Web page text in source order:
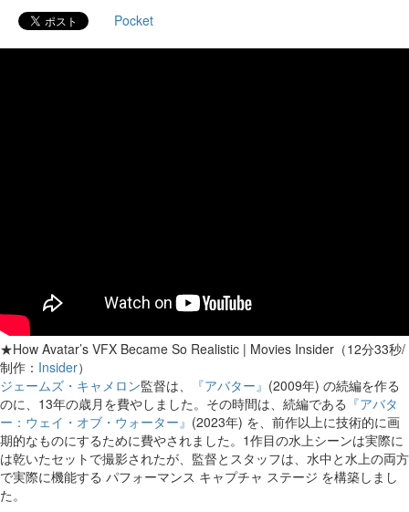
Pocket
★How Avatar’s VFX Became So Realistic | Movies Insider（12分33秒/
制作： Insider）
ジェームズ・キャメロン監督は、 『アバター』 (2009年) の続編を作る
のに、13年の歳月を費やしました。その時間は、続編である 『アバタ
ー：ウェイ・オブ・ウォーター』 (2023年) を、前作以上に技術的に画
期的なものにするために費やされました。1作目の水上シーンは実際に
は乾いたセットで撮影されたが、監督とスタッフは、水中と水上の両方
で実際に機能する パフォーマンス キャプチャ ステージ を構築しまし
た。